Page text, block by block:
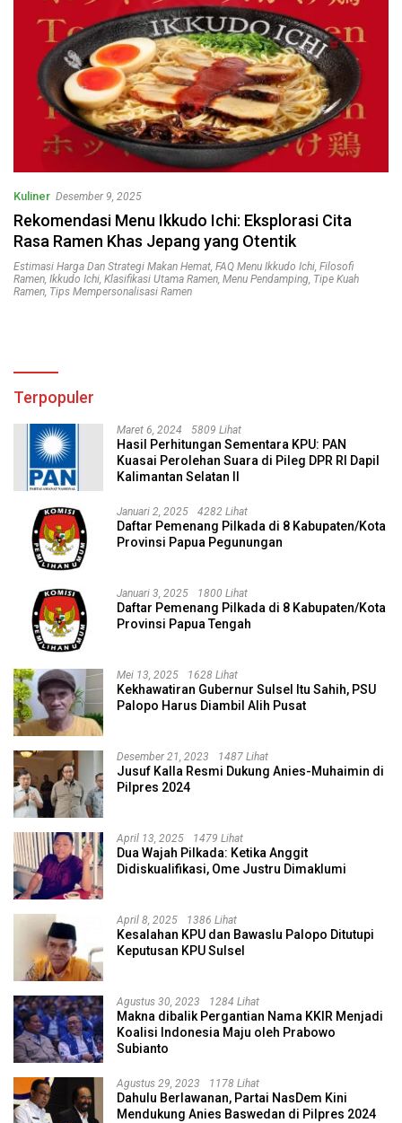
Kuliner Desember 9, 2025
Rekomendasi Menu Ikkudo Ichi: Eksplorasi Cita
Rasa Ramen Khas Jepang yang Otentik
Estimasi Harga Dan Strategi Makan Hemat, FAQ Menu Ikkudo Ichi, Filosofi
Ramen, Ikkudo Ichi, Klasifikasi Utama Ramen, Menu Pendamping, Tipe Kuah
Ramen, Tips Mempersonalisasi Ramen
Terpopuler
Maret 6, 2024 5809 Lihat
Hasil Perhitungan Sementara KPU: PAN
Kuasai Perolehan Suara di Pileg DPR RI Dapil
Kalimantan Selatan II
Januari 2, 2025 4282 Lihat
Daftar Pemenang Pilkada di 8 Kabupaten/Kota
Provinsi Papua Pegunungan
Januari 3, 2025 1800 Lihat
Daftar Pemenang Pilkada di 8 Kabupaten/Kota
Provinsi Papua Tengah
Mei 13, 2025 1628 Lihat
Kekhawatiran Gubernur Sulsel Itu Sahih, PSU
Palopo Harus Diambil Alih Pusat
Desember 21, 2023 1487 Lihat
Jusuf Kalla Resmi Dukung Anies-Muhaimin di
Pilpres 2024
April 13, 2025 1479 Lihat
Dua Wajah Pilkada: Ketika Anggit
Didiskualifikasi, Ome Justru Dimaklumi
April 8, 2025 1386 Lihat
Kesalahan KPU dan Bawaslu Palopo Ditutupi
Keputusan KPU Sulsel
Agustus 30, 2023 1284 Lihat
Makna dibalik Pergantian Nama KKIR Menjadi
Koalisi Indonesia Maju oleh Prabowo
Subianto
Agustus 29, 2023 1178 Lihat
Dahulu Berlawanan, Partai NasDem Kini
Mendukung Anies Baswedan di Pilpres 2024